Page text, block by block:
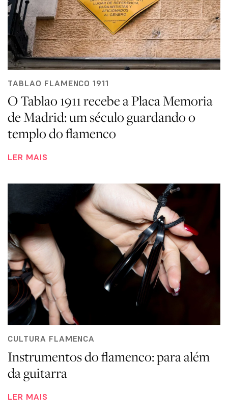
TABLAO FLAMENCO 1911
O Tablao 1911 recebe a Placa Memoria
de Madrid: um século guardando o
templo do flamenco
LER MAIS
CULTURA FLAMENCA
Instrumentos do flamenco: para além
da guitarra
LER MAIS